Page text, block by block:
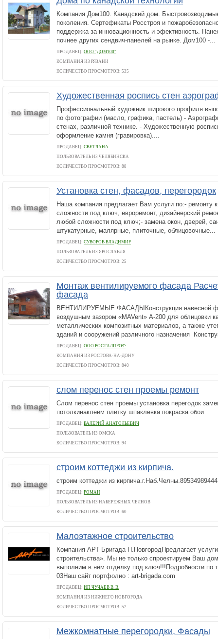
Компания Дом100. Канадский дом.
поколения. Сертефикаты Росстроя и
поддержка за инновационность и эфективность.
почнее других сендвич-панелей на рынке. Дом100 -...
ПРОДАВЕЦ: ООО "ДОМ100"
КОМПАНИЯ ИЗ РЯЗАНИ
КОЛИЧЕСТВО ПРОСМОТРОВ: 535
Художественная роспись стен
Профессиональный художник широкого профиля
по фотографии (масло, графика, пастель) -
стенах, различной технике. - Художественную
оформление камня (гравировка)....
ПРОДАВЕЦ: СВЕТЛАНА
ПОЛЬЗОВАТЕЛЬ ИЗ ЧЕЛЯБИНСКА
КОЛИЧЕСТВО ПРОСМОТРОВ: 88
Установка стен, фасадов, перегородок
Наша компания предлагает Вам услуги по:- ремонту
сложности под ключ, евроремонт, дизайнерский
любой сложности под ключ;- замена окон, дверей,
штукатурные, малярные, плиточные, облицовочные...
ПРОДАВЕЦ: СУВОРОВ ВЛАДИМИР
ПОЛЬЗОВАТЕЛЬ ИЗ ЯРОСЛАВЛЯ
КОЛИЧЕСТВО ПРОСМОТРОВ: 25
Монтаж вентилируемого фасада
фасада
ВЕНТИЛИРУЕМЫЕ ФАСАДЫКонструкция навесной
воздушным зазором «MAVent» А-200 для облицовки
металлических композитных материалов, а также
зданий и сооружений различного назначения
ПРОДАВЕЦ: ООО РОСТАЛПРОФ
КОМПАНИЯ ИЗ РОСТОВА-НА-ДОНУ
КОЛИЧЕСТВО ПРОСМОТРОВ: 840
слом перенос стен проемы ремонт
Слом перенос стен проемы установка перегодок
потолкинаклеим плитку шпаклевка покраска обои
ПРОДАВЕЦ: ВАЛЕРИЙ АНАТОЛЬЕВИЧ
ПОЛЬЗОВАТЕЛЬ ИЗ ОМСКА
КОЛИЧЕСТВО ПРОСМОТРОВ: 94
строим коттеджи из кирпича.
строим коттеджи из кирпича.г.Наб.Челны.89534989444
ПРОДАВЕЦ: РОМАН
ПОЛЬЗОВАТЕЛЬ ИЗ НАБЕРЕЖНЫХ ЧЕЛНОВ
КОЛИЧЕСТВО ПРОСМОТРОВ: 60
Малоэтажное строительство
Компания АРТ-Бригада Н.НовгородПредлагает
строительства». Мы не только спроектируем Ваш
выполним в нём отделку под ключ!!!Подробности по
03Наш сайт портфолио : art-brigada.com
ПРОДАВЕЦ: ИП ЧУЧАЕВ В. В.
КОМПАНИЯ ИЗ НИЖНЕГО НОВГОРОДА
КОЛИЧЕСТВО ПРОСМОТРОВ: 52
Межкомнатные перегородки, Фасады